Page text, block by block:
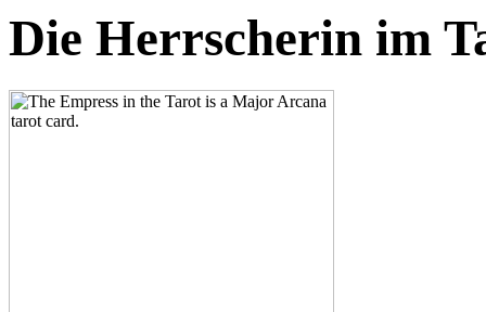
Die Herrscherin im